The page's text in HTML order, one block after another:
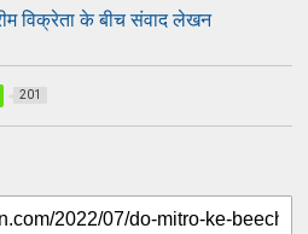
विक्रेता के बीच संवाद लेखन
201